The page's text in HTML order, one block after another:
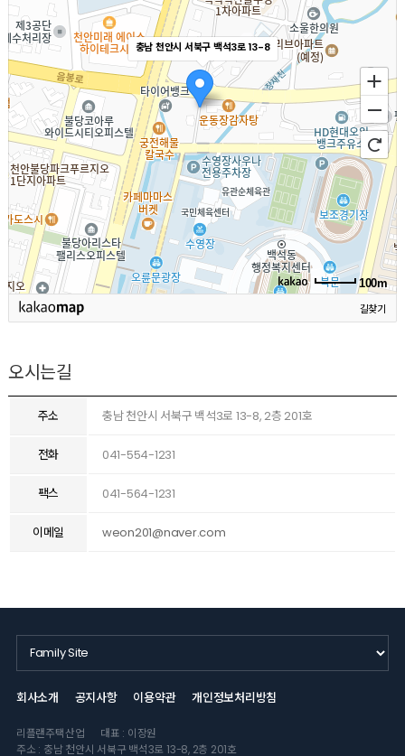
충남 천안시 서북구 백석3로 13-8
100m
길찾기
오시는길
주소 충남 천안시 서북구 백석3로 13-8, 2층 201호
전화 041-554-1231
팩스 041-564-1231
이메일 weon201@naver.com
회사소개 공지사항 이용약관 개인정보처리방침
리플랜주택산업
대표 : 이장원
주소 : 충남 천안시 서북구 백석3로 13-8, 2층 201호